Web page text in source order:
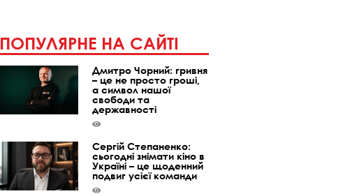
ПОПУЛЯРНЕ НА САЙТІ
Дмитро Чорний: гривня
– це не просто гроші,
а символ нашої
свободи та
державності
Сергій Степаненко:
сьогодні знімати кіно в
Україні – це щоденний
подвиг усієї команди